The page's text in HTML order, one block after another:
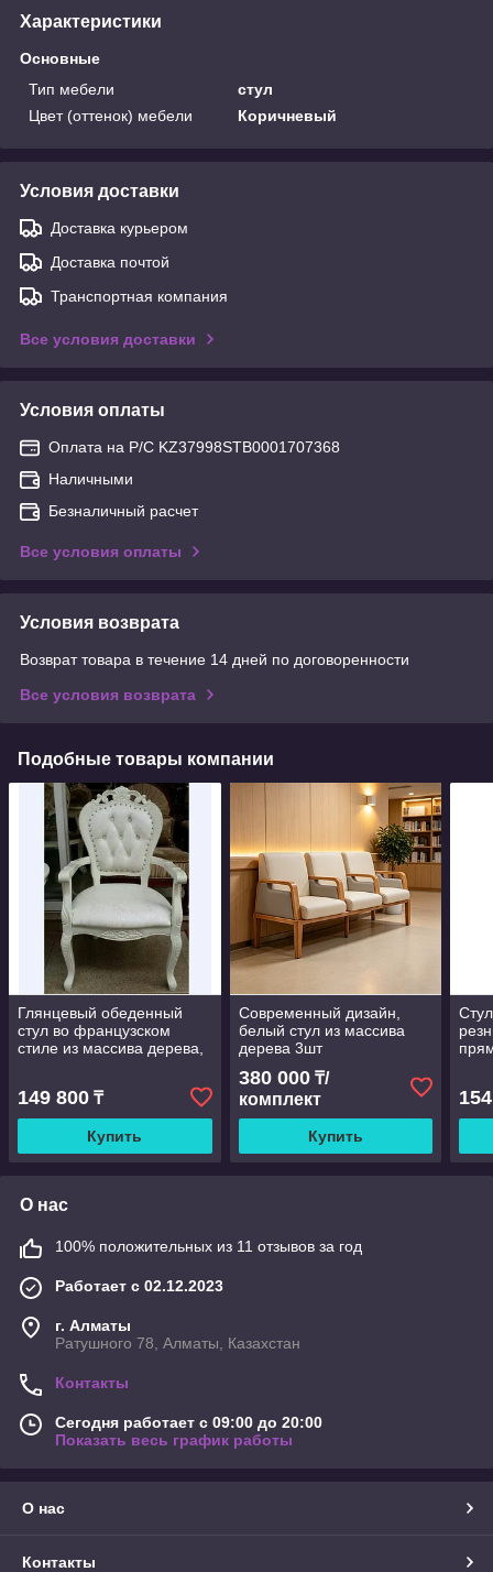
Характеристики
Основные
Тип мебели
стул
Цвет (оттенок) мебели
Коричневый
Условия доставки
Доставка курьером
Доставка почтой
Транспортная компания
Все условия доставки
Условия оплаты
Оплата на Р/С KZ37998STB0001707368
Наличными
Безналичный расчет
Все условия оплаты
Условия возврата
Возврат товара в течение 14 дней по договоренности
Все условия возврата
Подобные товары компании
Глянцевый обеденный
стул во французском
стиле из массива дерева,
парка, новейший маникю
149 800 ₸
Купить
Современный дизайн,
белый стул из массива
дерева 3шт
380 000₸/
комплект
Купить
О нас
100% положительных из 11 отзывов за год
Работает с 02.12.2023
г. Алматы
Ратушного 78, Алматы, Казахстан
Контакты
Сегодня работает с 09:00 до 20:00
Показать весь график работы
О нас
Контакты